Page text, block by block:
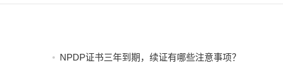
NPDP证书三年到期，续证有哪些注意事项？